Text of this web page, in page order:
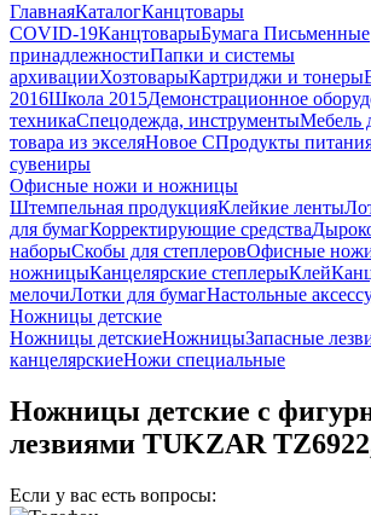
ГлавнаяКаталогКанцтовары
COVID-19КанцтоварыБумага Письменные
принадлежностиПапки и системы
архивацииХозтоварыКартриджи и тонеры
2016Школа 2015Демонстрационное
техникаСпецодежда, инструментыМебель
товара из экселяНовое СПродукты
сувениры
Офисные ножи и ножницы
Штемпельная продукцияКлейкие ленты
для бумагКорректирующие средства
наборыСкобы для степлеровОфисные
ножницыКанцелярские степлерыКлей
мелочиЛотки для бумагНастольные
Ножницы детские
Ножницы детскиеНожницыЗапасные
канцелярскиеНожи специальные
Ножницы детские с
лезвиями TUKZAR
Если у вас есть вопросы: